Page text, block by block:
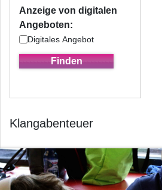
Anzeige von digitalen
Angeboten:
Digitales Angebot
Klangabenteuer